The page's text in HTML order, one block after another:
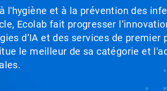
l'hygiène et à la prévention des
Ecolab fait progresser
d’IA et des services de premier
le meilleur de sa catégorie et